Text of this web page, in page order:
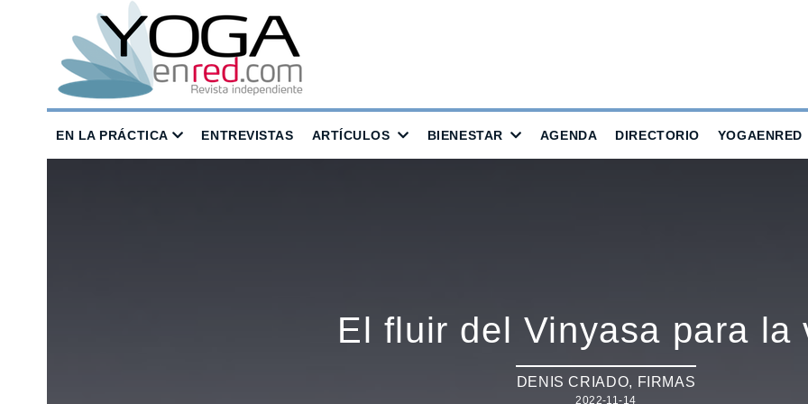
EN LA PRÁCTICA ENTREVISTAS ARTÍCULOS BIENESTAR AGENDA DIRECTORIO YOGAENRED
El fluir del Vinyasa para la
DENIS CRIADO, FIRMAS
2022-11-14